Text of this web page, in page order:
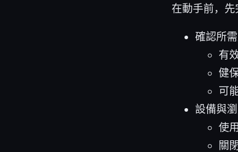
在動手前，先
確認所
有
健
可
設備與
使
關